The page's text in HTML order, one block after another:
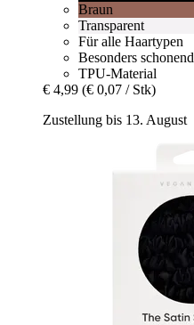
Braun
Transparent
Für alle Haartypen
Besonders schonend
TPU-Material
€ 4,99 (€ 0,07 / Stk)
Zustellung bis 13. August